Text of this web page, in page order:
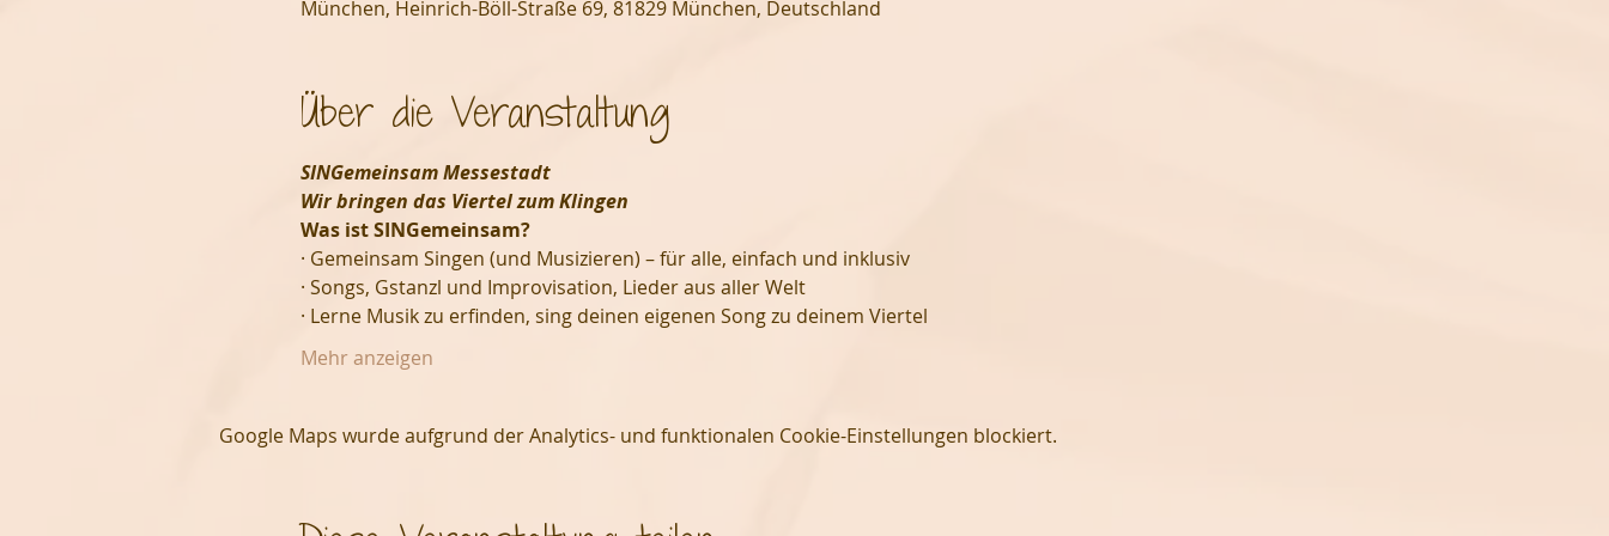
München, Heinrich-Böll-Straße 69, 81829 München, Deutschland
Über die Veranstaltung
SINGemeinsam Messestadt
Wir bringen das Viertel zum Klingen
Was ist SINGemeinsam?
· Gemeinsam Singen (und Musizieren) – für alle, einfach und inklusiv
· Songs, Gstanzl und Improvisation, Lieder aus aller Welt
· Lerne Musik zu erfinden, sing deinen eigenen Song zu deinem Viertel
Mehr anzeigen
Google Maps wurde aufgrund der Analytics- und funktionalen Cookie-Einstellungen blockiert.